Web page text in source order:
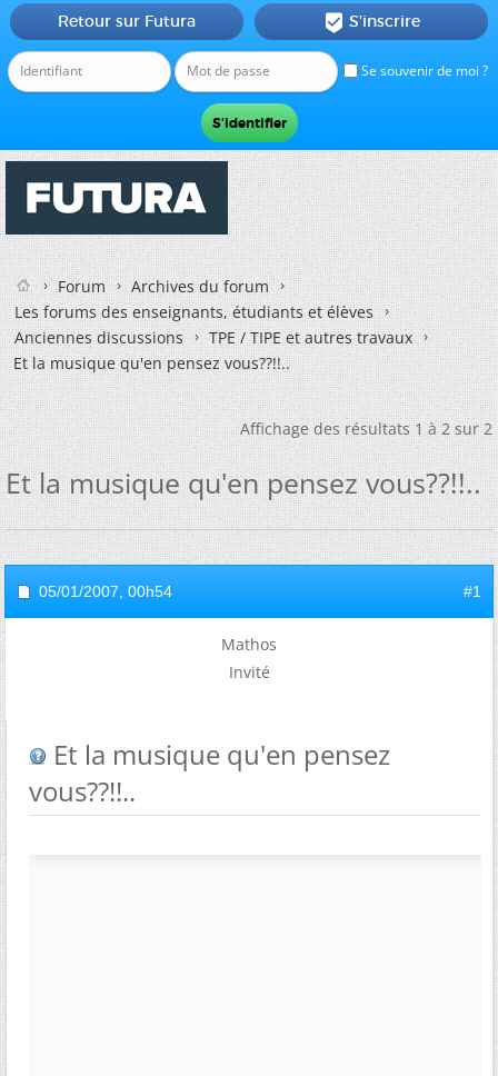
Se souvenir de moi ?
Retour sur Futura  S'inscrire
Forum
Archives du forum
Les forums des enseignants, étudiants et élèves
Anciennes discussions
TPE / TIPE et autres travaux
Et la musique qu'en pensez vous??!!..
Affichage des résultats 1 à 2 sur 2
Et la musique qu'en pensez vous??!!..
05/01/2007, 00h54 #1
Mathos
Invité
Et la musique qu'en pensez
vous??!!..